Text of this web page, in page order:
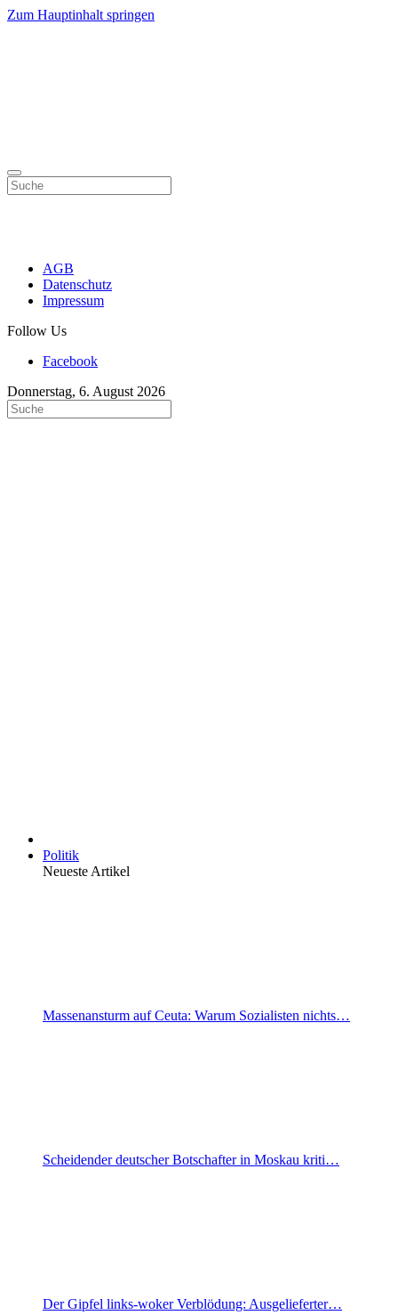
Zum Hauptinhalt springen
AGB
Datenschutz
Impressum
Follow Us
Facebook
Donnerstag, 6. August 2026
Politik
Neueste Artikel
Massenansturm auf Ceuta: Warum Sozialisten nichts…
Scheidender deutscher Botschafter in Moskau kriti…
Der Gipfel links-woker Verblödung: Ausgelieferter…